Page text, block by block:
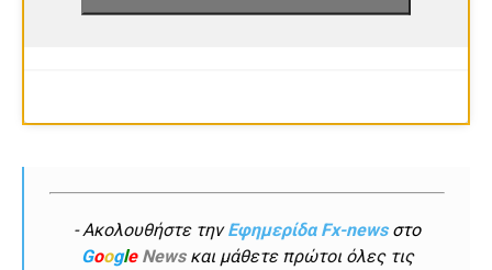
- Ακολουθήστε τηνΕφημερίδα Fx-newsστο
Google Newsκαι μάθετε πρώτοι όλες τις